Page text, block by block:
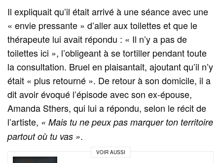
Il expliquait qu’il était arrivé à une séance avec une
« envie pressante » d’aller aux toilettes et que le
thérapeute lui avait répondu : « Il n’y a pas de
toilettes ici », l’obligeant à se tortiller pendant toute
la consultation. Bruel en plaisantait, ajoutant qu’il n’y
était « plus retourné ». De retour à son domicile, il a
dit avoir évoqué l’épisode avec son ex-épouse,
Amanda Sthers, qui lui a répondu, selon le récit de
l’artiste, « Mais tu ne peux pas marquer ton territoire
partout où tu vas ».
VOIR AUSSI